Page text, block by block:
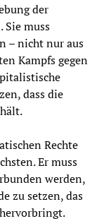
der
muss
– nicht nur aus
Kampfs gegen
dass die
Rechte
Er muss
werden,
zu setzen, das